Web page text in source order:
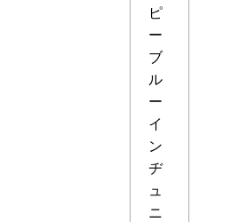
ピ
ー
ブ
ル
ー
イ
ン
ヂ
ュ
ニ